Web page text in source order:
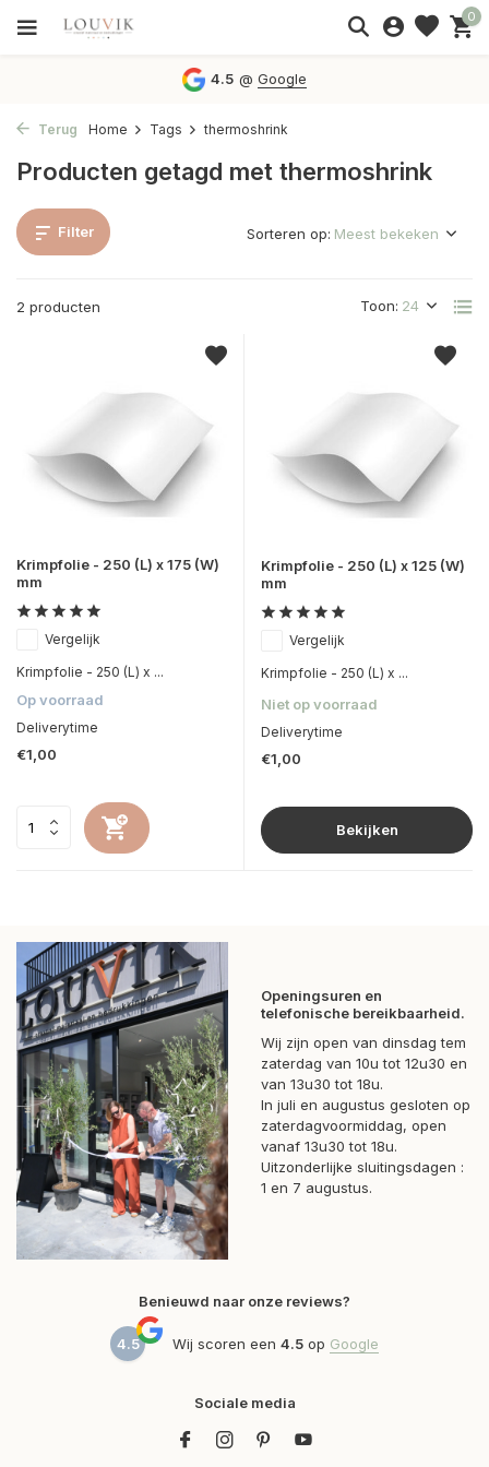
0
4.5 @Google
Terug Home Tags thermoshrink
Producten getagd met thermoshrink
Filter
2 producten Toon:
Sorteren op:
Krimpfolie - 250 (L) x 175 (W)
mm
Vergelijk
Krimpfolie - 250 (L) x ...
Op voorraad
Deliverytime
€1,00
Krimpfolie - 250 (L) x 125 (W)
mm
Vergelijk
Krimpfolie - 250 (L) x ...
Niet op voorraad
Deliverytime
€1,00
Bekijken
Openingsuren en
telefonische bereikbaarheid.
Wij zijn open van dinsdag tem
zaterdag van 10u tot 12u30 en
van 13u30 tot 18u.
In juli en augustus gesloten op
zaterdagvoormiddag, open
vanaf 13u30 tot 18u.
Uitzonderlijke sluitingsdagen :
1 en 7 augustus.
Benieuwd naar onze reviews?
4.5 Wij scoren een 4.5 op Google
Sociale media